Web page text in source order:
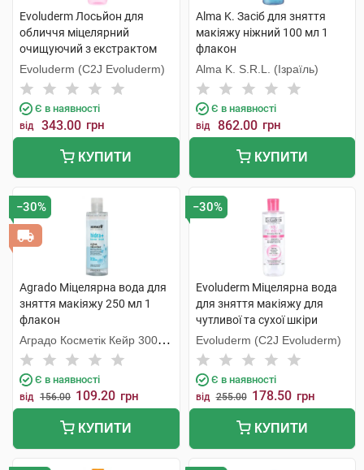
Evoluderm Лосьйон для
обличчя міцелярний
очищуючий з екстрактом
рожевого грейпфруту проти
недоліків шкіри 250 мл 1
флакон
Evoluderm (C2J Evoluderm)
Є в наявності
від 343.00 грн
КУПИТИ
Alma K. Засіб для зняття
макіяжу ніжний 100 мл 1
флакон
Alma K. S.R.L. (Ізраїль)
Є в наявності
від 862.00 грн
КУПИТИ
−30%
Agrado Міцелярна вода для
зняття макіяжу 250 мл 1
флакон
Аградо Косметік Кейр 3000
С.Л.У.
Є в наявності
від 156.00 109.20 грн
КУПИТИ
−30%
Evoluderm Міцелярна вода
для зняття макіяжу для
чутливої та сухої шкіри
обличчя 250 мл 1 флакон
Evoluderm (C2J Evoluderm)
Є в наявності
від 255.00 178.50 грн
КУПИТИ